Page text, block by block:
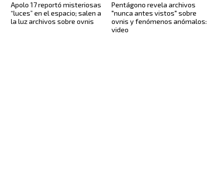
Apolo 17 reportó misteriosas
“luces” en el espacio; salen a
la luz archivos sobre ovnis
Pentágono revela archivos
"nunca antes vistos" sobre
ovnis y fenómenos anómalos:
video